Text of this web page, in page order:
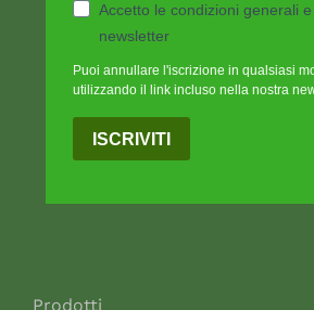
Accetto le condizioni generali
newsletter
Puoi annullare l'iscrizione in qualsiasi
utilizzando il link incluso nella nostra
ISCRIVITI
Prodotti